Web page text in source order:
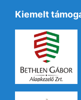
Kiemelt